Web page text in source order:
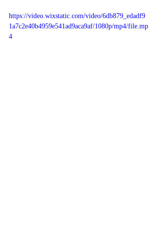
https://video.wixstatic.com/video/6db879_edadf9
1a7c2e40b4959e541ad9aca9af/1080p/mp4/file.mp
4